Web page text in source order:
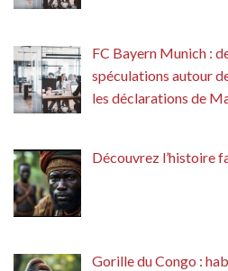
FC Bayern Munich :
spéculations autour
les déclarations de
Découvrez l’histoire
Gorille du Congo :